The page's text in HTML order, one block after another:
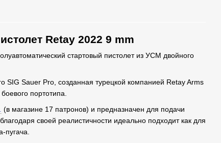
Retay 2022 9 mm
стартовый пистолет из УСМ двойного
SIG Sauer Pro, созданная турецкой компанией Retay Arms
портотипа.
(в магазине 17 патронов) и предназначен для подачи
своей реалистичности идеально подходит как для
пугача.